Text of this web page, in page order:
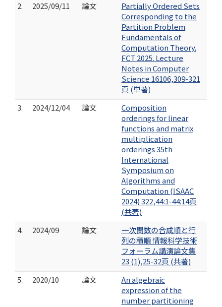
2.
2025/09/11 論文
Partially Ordered Sets
Corresponding to the
Partition Problem
Fundamentals of
Computation Theory.
FCT 2025. Lecture
Notes in Computer
Science 16106,309-321
頁 (単著)
3.
2024/12/04 論文
Composition
orderings for linear
functions and matrix
multiplication
orderings 35th
International
Symposium on
Algorithms and
Computation (ISAAC
2024) 322,44:1-44:14頁
(共著)
4.
2024/09 論文
一次関数の合成順と行
列の積順 情報科学技術
フォーラム講演論文集
23 (1),25-32頁 (共著)
5.
2020/10 論文
An algebraic
expression of the
number partitioning